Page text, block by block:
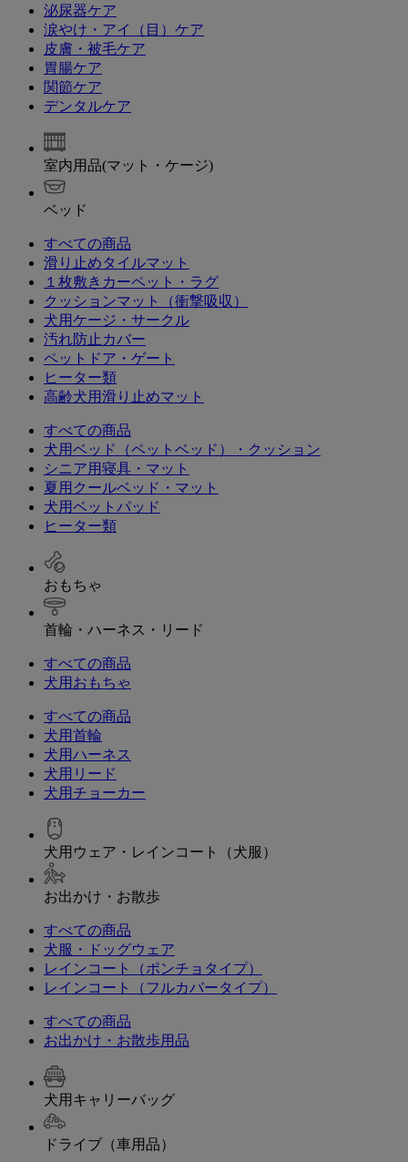
泌尿器ケア
涙やけ・アイ（目）ケア
皮膚・被毛ケア
胃腸ケア
関節ケア
デンタルケア
室内用品(マット・ケージ)
ベッド
すべての商品
滑り止めタイルマット
１枚敷きカーペット・ラグ
クッションマット（衝撃吸収）
犬用ケージ・サークル
汚れ防止カバー
ペットドア・ゲート
ヒーター類
高齢犬用滑り止めマット
すべての商品
犬用ベッド（ペットベッド）・クッション
シニア用寝具・マット
夏用クールベッド・マット
犬用ベットパッド
ヒーター類
おもちゃ
首輪・ハーネス・リード
すべての商品
犬用おもちゃ
すべての商品
犬用首輪
犬用ハーネス
犬用リード
犬用チョーカー
犬用ウェア・レインコート（犬服）
お出かけ・お散歩
すべての商品
犬服・ドッグウェア
レインコート（ポンチョタイプ）
レインコート（フルカバータイプ）
すべての商品
お出かけ・お散歩用品
犬用キャリーバッグ
ドライブ（車用品）